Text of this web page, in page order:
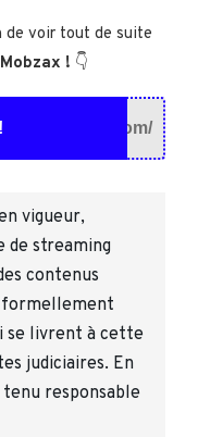
de voir tout de suite
! 👇
om/
vigueur,
de streaming
contenus
se livrent à cette
judiciaires. En
responsable